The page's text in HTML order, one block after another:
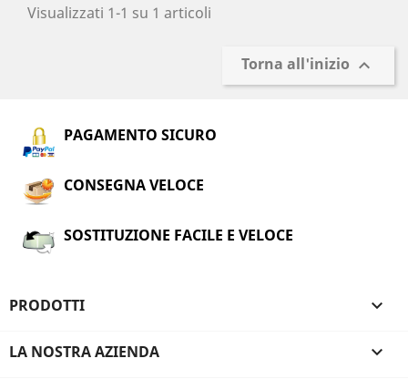
Visualizzati 1-1 su 1 articoli
Torna all'inizio 
PAGAMENTO SICURO
CONSEGNA VELOCE
SOSTITUZIONE FACILE E VELOCE
PRODOTTI 
LA NOSTRA AZIENDA 